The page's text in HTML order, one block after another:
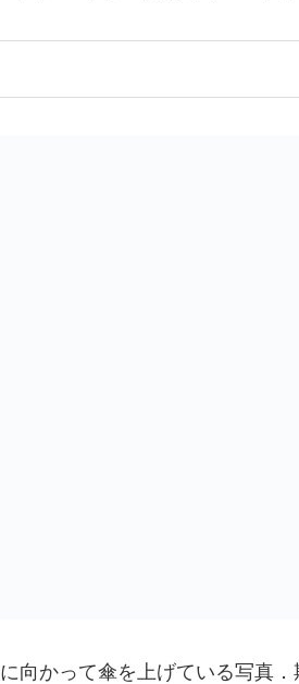
向かって傘を上げている写真